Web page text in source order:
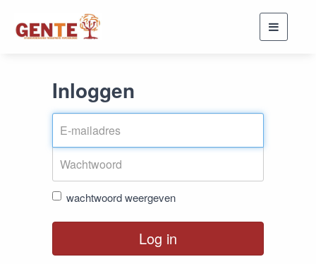
Toggle
Inloggen
wachtwoord weergeven
Log in